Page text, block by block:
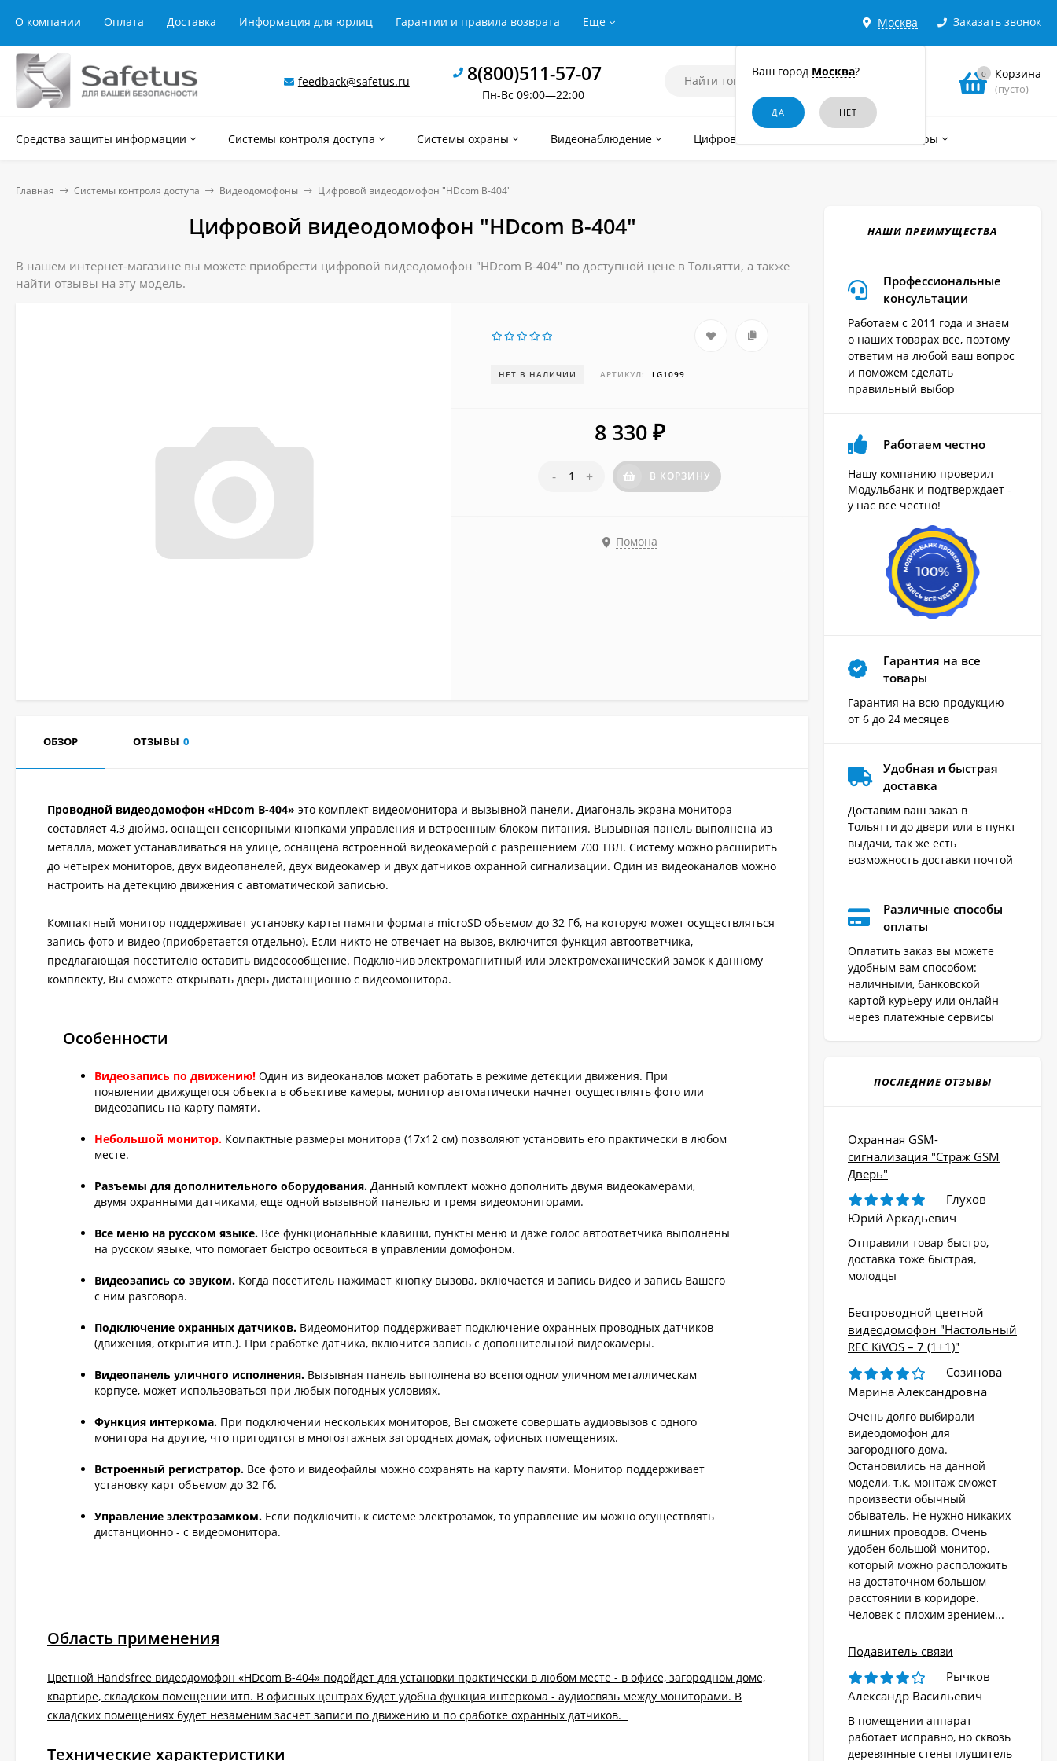
Москва
Ваш город Москва?
Заказать звонок
О компании Оплата Доставка Информация для юрлиц Гарантии и правила возврата Еще
feedback@safetus.ru 8(800)511-57-07
Пн-Вс 09:00—22:00
0 Корзина
(пусто)
Средства защиты информации Системы контроля доступа Системы охраны Видеонаблюдение Цифровые диктофоны Другие товары
Главная Системы контроля доступа Видеодомофоны Цифровой видеодомофон "HDcom B-404"
Цифровой видеодомофон "HDcom B-404"
В нашем интернет-магазине вы можете приобрести цифровой видеодомофон "HDcom B-404" по доступной цене в Тольятти, а также
найти отзывы на эту модель.
НЕТ В НАЛИЧИИ АРТИКУЛ: LG1099
8 330 ₽
- + В КОРЗИНУ
Помона
ОБЗОР ОТЗЫВЫ 0
Проводной видеодомофон «HDcom B-404» это комплект видеомонитора и вызывной панели. Диагональ экрана монитора
составляет 4,3 дюйма, оснащен сенсорными кнопками управления и встроенным блоком питания. Вызывная панель выполнена из
металла, может устанавливаться на улице, оснащена встроенной видеокамерой с разрешением 700 ТВЛ. Систему можно расширить
до четырех мониторов, двух видеопанелей, двух видеокамер и двух датчиков охранной сигнализации. Один из видеоканалов можно
настроить на детекцию движения с автоматической записью.
Компактный монитор поддерживает установку карты памяти формата microSD объемом до 32 Гб, на которую может осуществляться
запись фото и видео (приобретается отдельно). Если никто не отвечает на вызов, включится функция автоответчика,
предлагающая посетителю оставить видеосообщение. Подключив электромагнитный или электромеханический замок к данному
комплекту, Вы сможете открывать дверь дистанционно с видеомонитора.
Особенности
Видеозапись по движению! Один из видеоканалов может работать в режиме детекции движения. При
появлении движущегося объекта в объективе камеры, монитор автоматически начнет осуществлять фото или
видеозапись на карту памяти.
Небольшой монитор. Компактные размеры монитора (17х12 см) позволяют установить его практически в любом
месте.
Разъемы для дополнительного оборудования. Данный комплект можно дополнить двумя видеокамерами,
двумя охранными датчиками, еще одной вызывной панелью и тремя видеомониторами.
Все меню на русском языке. Все функциональные клавиши, пункты меню и даже голос автоответчика выполнены
на русском языке, что помогает быстро освоиться в управлении домофоном.
Видеозапись со звуком. Когда посетитель нажимает кнопку вызова, включается и запись видео и запись Вашего
с ним разговора.
Подключение охранных датчиков. Видеомонитор поддерживает подключение охранных проводных датчиков
(движения, открытия итп.). При сработке датчика, включится запись с дополнительной видеокамеры.
Видеопанель уличного исполнения. Вызывная панель выполнена во всепогодном уличном металлическам
корпусе, может использоваться при любых погодных условиях.
Функция интеркома. При подключении нескольких мониторов, Вы сможете совершать аудиовызов с одного
монитора на другие, что пригодится в многоэтажных загородных домах, офисных помещениях.
Встроенный регистратор. Все фото и видеофайлы можно сохранять на карту памяти. Монитор поддерживает
установку карт объемом до 32 Гб.
Управление электрозамком. Если подключить к системе электрозамок, то управление им можно осуществлять
дистанционно - с видеомонитора.
Область применения
Цветной Handsfree видеодомофон «HDcom B-404» подойдет для установки практически в любом месте - в офисе, загородном доме,
квартире, складском помещении итп. В офисных центрах будет удобна функция интеркома - аудиосвязь между мониторами. В
складских помещениях будет незаменим засчет записи по движению и по сработке охранных датчиков.
Технические характеристики
НАШИ ПРЕИМУЩЕСТВА
Профессиональные
консультации
Работаем с 2011 года и знаем
о наших товарах всё, поэтому
ответим на любой ваш вопрос
и поможем сделать
правильный выбор
Работаем честно
Нашу компанию проверил
Модульбанк и подтверждает -
у нас все честно!
Гарантия на все
товары
Гарантия на всю продукцию
от 6 до 24 месяцев
Удобная и быстрая
доставка
Доставим ваш заказ в
Тольятти до двери или в пункт
выдачи, так же есть
возможность доставки почтой
Различные способы
оплаты
Оплатить заказ вы можете
удобным вам способом:
наличными, банковской
картой курьеру или онлайн
через платежные сервисы
ПОСЛЕДНИЕ ОТЗЫВЫ
Охранная GSM-
сигнализация "Страж GSM
Дверь"
Глухов
Юрий Аркадьевич
Отправили товар быстро,
доставка тоже быстрая,
молодцы
Беспроводной цветной
видеодомофон "Настольный
REC KiVOS – 7 (1+1)"
Созинова
Марина Александровна
Очень долго выбирали
видеодомофон для
загородного дома.
Остановились на данной
модели, т.к. монтаж сможет
произвести обычный
обыватель. Не нужно никаких
лишних проводов. Очень
удобен большой монитор,
который можно расположить
на достаточном большом
расстоянии в коридоре.
Человек с плохим зрением...
Подавитель связи
Рычков
Александр Васильевич
В помещении аппарат
работает исправно, но сквозь
деревянные стены глушитель